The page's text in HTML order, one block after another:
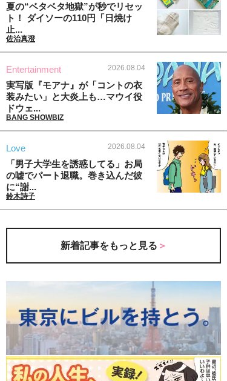
夏の“ベタベタ地獄”が秒でリセッ
ト！ ダイソーの110円「日焼け
止...
佐治真澄
Entertainment 2026.08.04
実写版『モアナ』が「コントの衣
装みたい」と大炎上も…マウイ役
ドウェ...
BANG SHOWBIZ
Love 2026.08.04
「男子大学生を誘惑してる」お局
の嘘でパート退職。巻き込んだ彼
に“謝...
鈴木詩子
新着記事をもっと見る